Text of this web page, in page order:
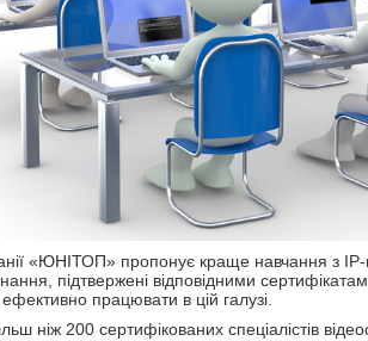
«ЮНІТОП» пропонує краще навчання з
підтвержені відповідними
ефективно працювати в цій галузі.
ніж 200 сертифікованих спеціалістів